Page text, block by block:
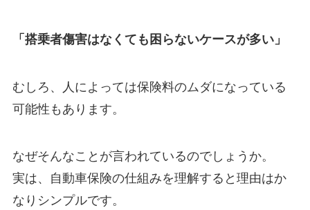
「搭乗者傷害はなくても困らないケースが多い」
むしろ、人によっては保険料のムダになっている
可能性もあります。
なぜそんなことが言われているのでしょうか。
実は、自動車保険の仕組みを理解すると理由はか
なりシンプルです。